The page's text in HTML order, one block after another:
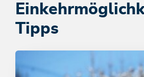
Tipps